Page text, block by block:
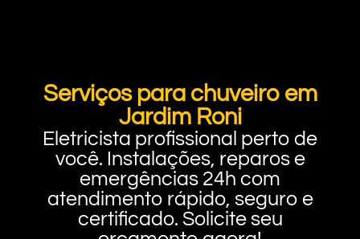
Serviços para chuveiro em
Jardim Roni
Eletricista profissional perto de
você. Instalações, reparos e
emergências 24h com
atendimento rápido, seguro e
certificado. Solicite seu